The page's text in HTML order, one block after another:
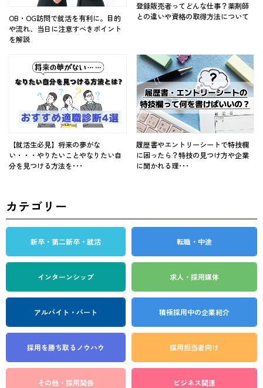
OB・OG訪問で就活を有利に。目的
や流れ、当日に注意すべきポイント
を解説
登録販売者ってどんな仕事？薬剤師
との違いや資格の取得方法について
【就活生必見】将来の夢がな
い・・・やりたいことやなりたい自
分を見つける方法を･･･
履歴書やエントリーシートで特技欄
に困ったら？特技の見つけ方や企業
に聞かれる理･･･
カテゴリー
新卒・第二新卒・就活 転職・中途
インターンシップ 求人・採用媒体
アルバイト・パート 積極採用中の企業紹介
採用を勝ち取る ノウハウ 採用担当者向け
その他・採用関係 ビジネス関連